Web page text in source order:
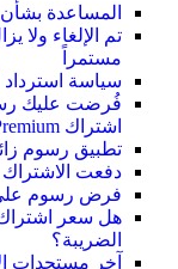
المساعدة
تم الإلغاء ولا
مستمراً
سياسة استرداد
فُرضت عليك
اشتراك Spotify Premium
تطبيق رسوم
دفعت
فرض رسوم على
الضريبة؟
آخر مستجدات